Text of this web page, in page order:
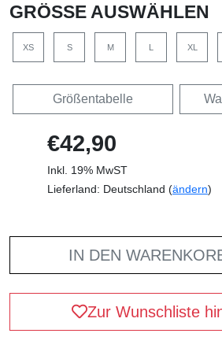
GRÖSSE AUSWÄHLEN
XS S M L XL
Größentabelle
€42,90
Inkl. 19% MwST
Lieferland: Deutschland (ändern)
IN DEN
Zur Wunschliste